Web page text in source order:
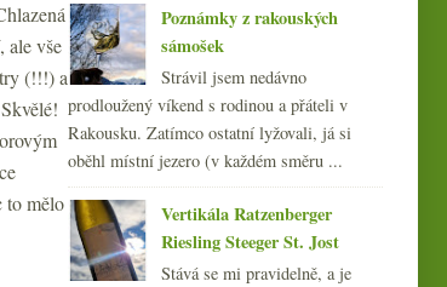
ale vše
(!!!) a
to mělo
Poznámky z rakouských
sámošek
Strávil jsem nedávno
prodloužený víkend s rodinou a přáteli v
Rakousku. Zatímco ostatní lyžovali, já si
oběhl místní jezero (v každém směru ...
Vertikála Ratzenberger
Riesling Steeger St. Jost
Stává se mi pravidelně, a je